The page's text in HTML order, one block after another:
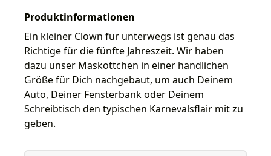
Produktinformationen
Ein kleiner Clown für unterwegs ist genau das
Richtige für die fünfte Jahreszeit. Wir haben
dazu unser Maskottchen in einer handlichen
Größe für Dich nachgebaut, um auch Deinem
Auto, Deiner Fensterbank oder Deinem
Schreibtisch den typischen Karnevalsflair mit zu
geben.